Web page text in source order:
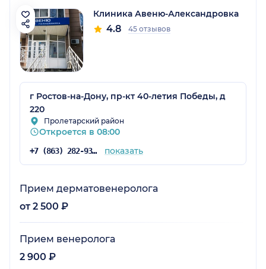
Клиника Авеню-Александровка
4.8 45 отзывов
г Ростов-на-Дону, пр-кт 40-летия Победы, д
220
Пролетарский район
Откроется в 08:00
+7 (863) 282-93-77 показать
Прием дерматовенеролога
от 2 500 ₽
Прием венеролога
2 900 ₽